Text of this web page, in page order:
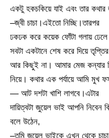
একটু হকচকিয়ে যাই এবং তার কথার
–জ্বী চাচা।এইতো নিচ্ছি।তারপর
ঢকঢক করে কয়েক ফোঁটা গলায়
সবটা একটানে শেষ করে দিয়ে
আর কিছুই না। আমার মেজ কন্যার
নিয়ে। কথার এক পর্যায়ে আমি মুখ
— আট দশটা খাশি লাগবে।এটার
দায়িত্বটা জুয়েল ভাই আপনি
বলে উঠেন,
–তুমি জুয়েল ভাইকে এখন থেকে